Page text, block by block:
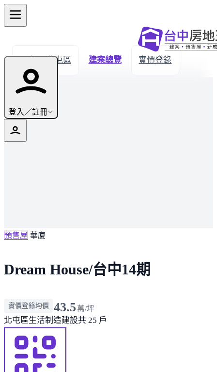
登入／註冊
← 返回北屯區 建案總覽 實價登錄
預售屋 華廈
Dream House/台中14期
實價登錄均價 43.5 萬/坪
北屯區生活制造建設共 25 戶